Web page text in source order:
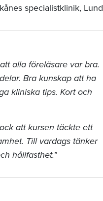
specialistklinik, Lund
alla föreläsare var bra.
Bra kunskap att ha
kliniska tips. Kort och
att kursen täckte ett
Till vardags tänker
hållfasthet.”